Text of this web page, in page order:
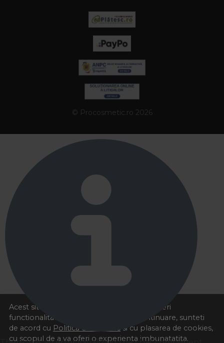
Acest site foloseste cookies pentru a va oferi
functionalitatea dorita. Navigand in continuare, sunteti
de acord cu Politica de cookies si cu plasarea de cookies,
cu scopul de a va oferi o experienta imbunatatita.
© Procosmetic.ro 2026